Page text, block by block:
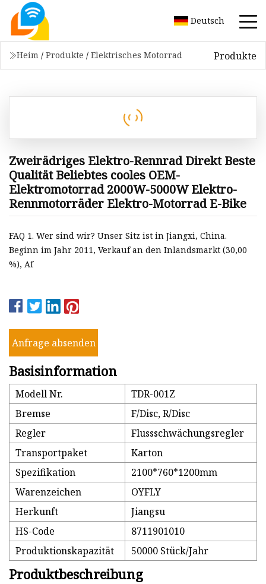
Deutsch
Heim / Produkte / Elektrisches Motorrad Produkte
Zweirädriges Elektro-Rennrad Direkt Beste
Qualität Beliebtes cooles OEM-
Elektromotorrad 2000W-5000W Elektro-
Rennmotorräder Elektro-Motorrad E-Bike
FAQ 1. Wer sind wir? Unser Sitz ist in Jiangxi, China.
Beginn im Jahr 2011, Verkauf an den Inlandsmarkt (30,00
%), Af
Anfrage absenden
Basisinformation
Modell Nr.
TDR-001Z
Bremse
F/Disc, R/Disc
Regler
Flussschwächungsregler
Transportpaket
Karton
Spezifikation
2100*760*1200mm
Warenzeichen
OYFLY
Herkunft
Jiangsu
HS-Code
8711901010
Produktionskapazität
50000 Stück/Jahr
Produktbeschreibung